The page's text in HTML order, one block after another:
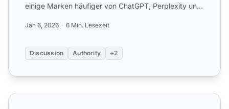
einige Marken häufiger von ChatGPT, Perplexity und
Jan 6, 2026 6 Min. Lesezeit
Discussion Authority +2
Hat noch jemand Schwierigkeiten, von Position 3 auf